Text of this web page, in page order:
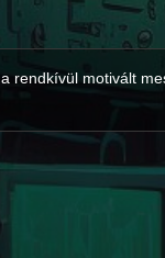
rendkívül motivált